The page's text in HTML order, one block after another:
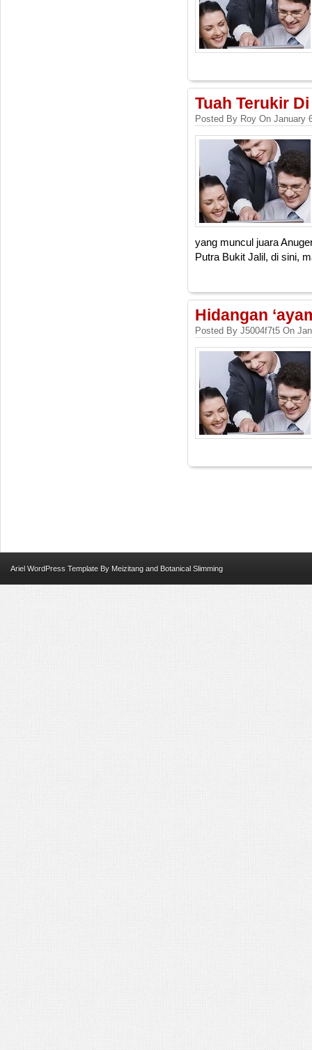
Tuah Terukir
Posted By Roy On January
yang muncul juara
Putra Bukit Jalil, di sini,
Hidangan
Posted By J5004f7t5 On
Ariel WordPress Template By Meizitang and Botanical Slimming